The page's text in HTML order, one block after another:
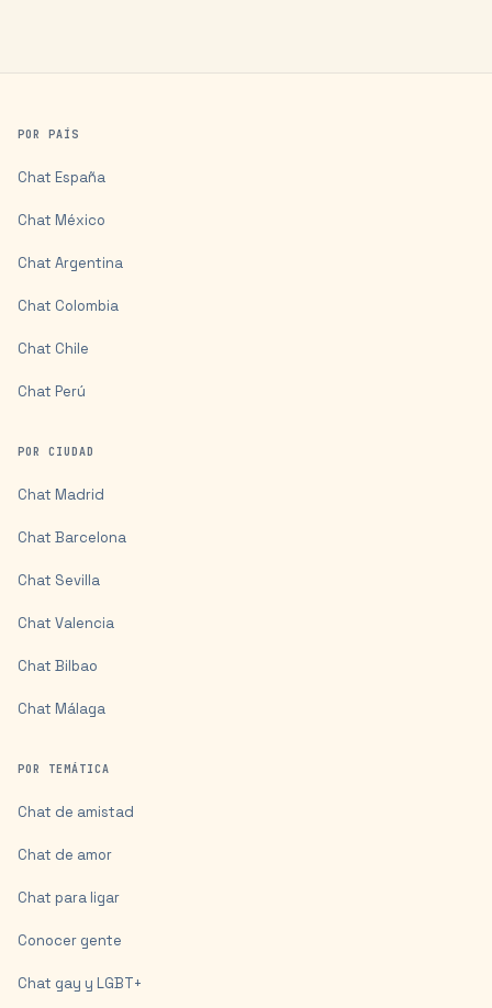
POR PAÍS
Chat España
Chat México
Chat Argentina
Chat Colombia
Chat Chile
Chat Perú
POR CIUDAD
Chat Madrid
Chat Barcelona
Chat Sevilla
Chat Valencia
Chat Bilbao
Chat Málaga
POR TEMÁTICA
Chat de amistad
Chat de amor
Chat para ligar
Conocer gente
Chat gay y LGBT+